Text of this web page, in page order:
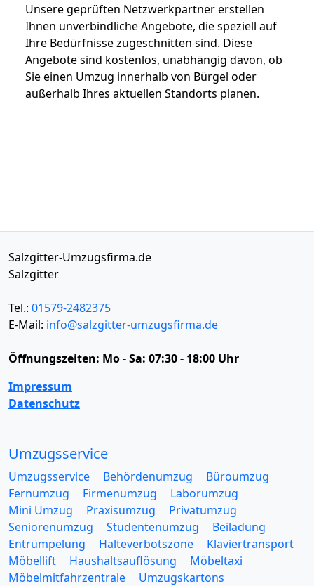
Unsere geprüften Netzwerkpartner erstellen
Ihnen unverbindliche Angebote, die speziell auf
Ihre Bedürfnisse zugeschnitten sind. Diese
Angebote sind kostenlos, unabhängig davon, ob
Sie einen Umzug innerhalb von Bürgel oder
außerhalb Ihres aktuellen Standorts planen.
Salzgitter-Umzugsfirma.de
Salzgitter
Tel.: 01579-2482375
E-Mail: info@salzgitter-umzugsfirma.de
Öffnungszeiten: Mo - Sa: 07:30 - 18:00 Uhr
Impressum
Datenschutz
Umzugsservice
Umzugsservice Behördenumzug
Büroumzug
Fernumzug
Firmenumzug
Laborumzug
Mini Umzug
Praxisumzug
Privatumzug
Seniorenumzug
Studentenumzug
Beiladung
Entrümpelung
Halteverbotszone
Klaviertransport
Möbellift
Haushaltsauflösung
Möbeltaxi
Möbelmitfahrzentrale
Umzugskartons